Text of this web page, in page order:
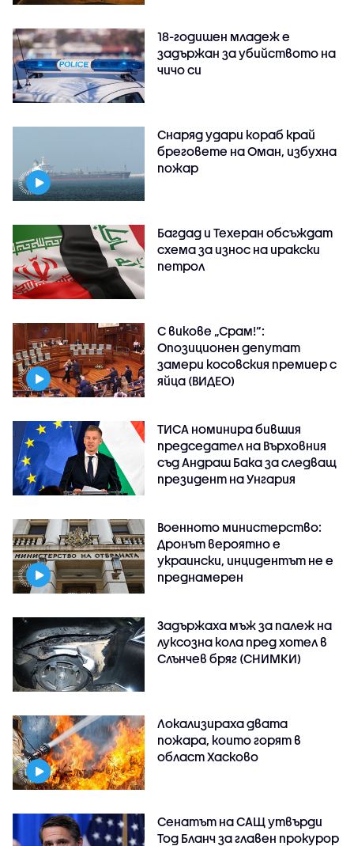
18-годишен младеж е
задържан за убийството на
чичо си
Снаряд удари кораб край
бреговете на Оман, избухна
пожар
Багдад и Техеран обсъждат
схема за износ на иракски
петрол
С викове „Срам!“:
Опозиционен депутат
замери косовския премиер с
яйца (ВИДЕО)
ТИСА номинира бившия
председател на Върховния
съд Андраш Бака за следващ
президент на Унгария
Военното министерство:
Дронът вероятно е
украински, инцидентът не е
преднамерен
Задържаха мъж за палеж на
луксозна кола пред хотел в
Слънчев бряг (СНИМКИ)
Локализираха двата
пожара, които горят в
област Хасково
Сенатът на САЩ утвърди
Тод Бланч за главен прокурор